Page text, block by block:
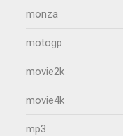
monza
motogp
movie2k
movie4k
mp3